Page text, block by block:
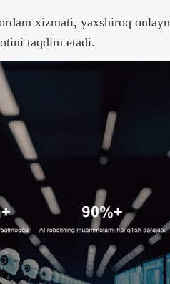
xizmati, yaxshiroq onlayn
taqdim etadi.